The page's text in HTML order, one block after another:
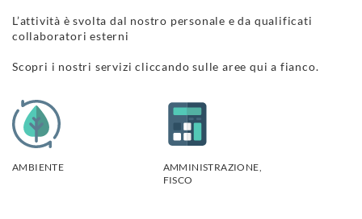
L’attività è svolta dal nostro personale e da qualificati
collaboratori esterni
Scopri i nostri servizi cliccando sulle aree qui a fianco.
AMBIENTE
AMMINISTRAZIONE,
FISCO